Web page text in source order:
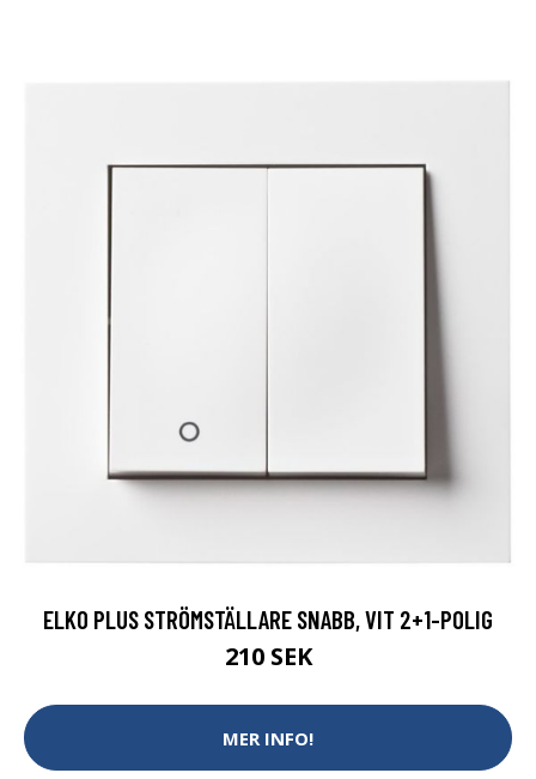
ELKO PLUS STRÖMSTÄLLARE SNABB, VIT 2+1-POLIG
210 SEK
MER INFO!